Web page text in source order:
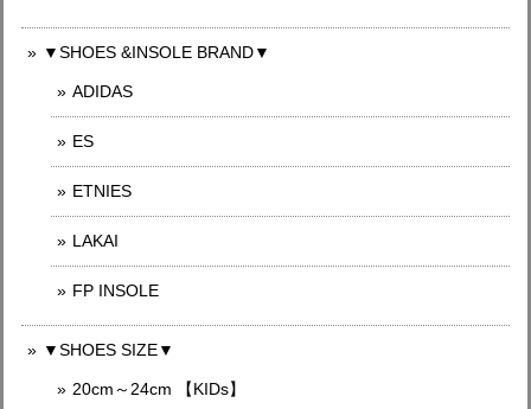
▼SHOES &INSOLE BRAND▼
ADIDAS
ES
ETNIES
LAKAI
FP INSOLE
▼SHOES SIZE▼
20cm～24cm 【KIDs】